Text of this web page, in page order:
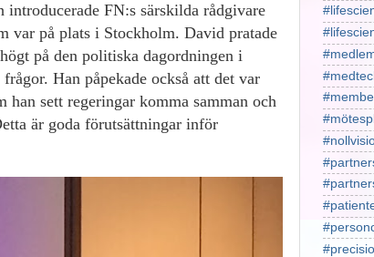
FN:s särskilda rådgivare
var på plats i Stockholm. David pratade
på den politiska dagordningen i
Han påpekade också att det var
han sett regeringar komma samman och
är goda förutsättningar inför